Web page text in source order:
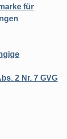
für
2 Nr. 7 GVG